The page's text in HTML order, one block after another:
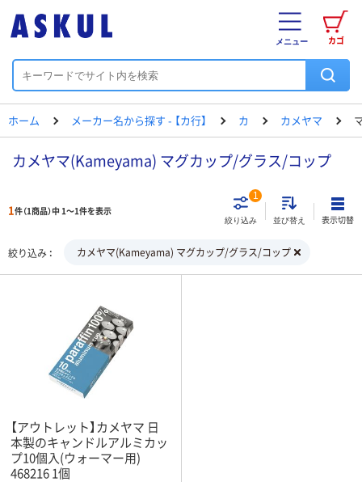
カゴ
メニュー
ホーム メーカー名から探す - 【カ行】 カ カメヤマ
カメヤマ(Kameyama) マグカップ/グラス/コップ
1件（1商品）中 1～1件を表示
絞り込み
1
並び替え 表示切替
絞り込み カメヤマ(Kameyama) マグカップ/グラス/コップ
【アウトレット】カメヤマ 日
本製のキャンドルアルミカッ
プ10個入(ウォーマー用)
468216 1個